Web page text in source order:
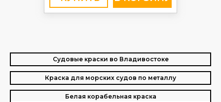
Судовые краски во Владивостоке
Краска для морских судов по металлу
Белая корабельная краска